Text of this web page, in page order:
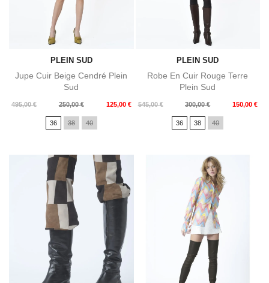
PLEIN SUD
Jupe Cuir Beige Cendré Plein
Sud
495,00 €
Prix
250,00 € 125,00 €
Prix
36 38 40
PLEIN SUD
Robe En Cuir Rouge Terre
Plein Sud
545,00 €
Prix
300,00 € 150,00 €
Prix
36 38 40